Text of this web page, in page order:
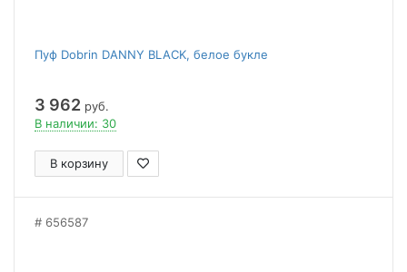
Пуф Dobrin DANNY BLACK, белое букле
3 962 руб.
В наличии: 30
В корзину
656587